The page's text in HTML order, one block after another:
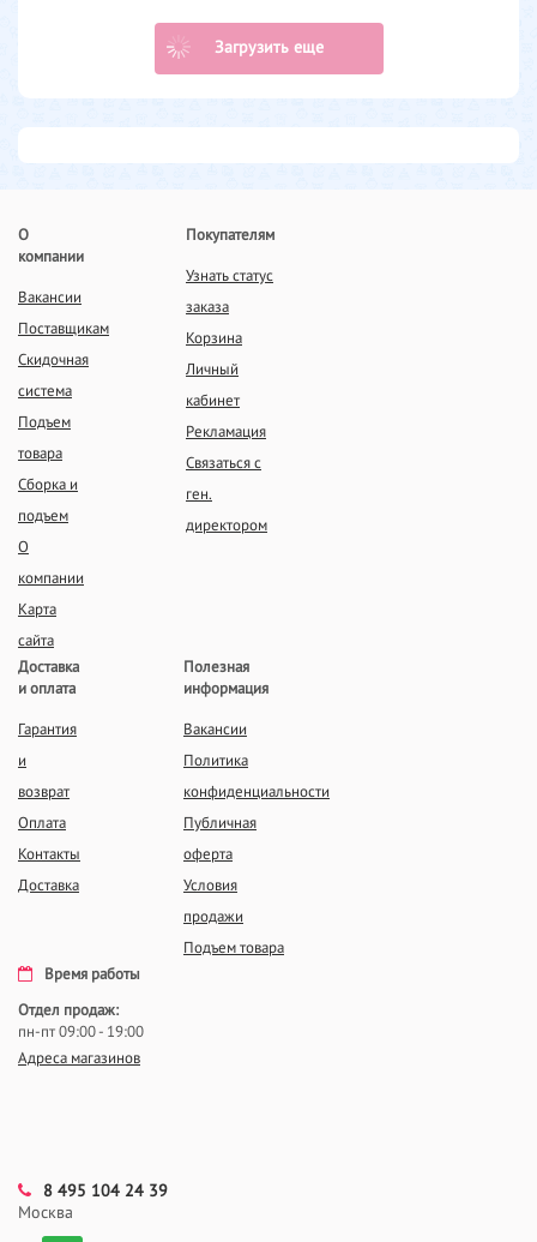
Загрузить еще
О
компании
Вакансии
Поставщикам
Скидочная
система
Подъем
товара
Сборка и
подъем
О
компании
Карта
сайта
Покупателям
Узнать статус
заказа
Корзина
Личный
кабинет
Рекламация
Связаться с
ген.
директором
Доставка
и оплата
Гарантия
и
возврат
Оплата
Контакты
Доставка
Полезная
информация
Вакансии
Политика
конфиденциальности
Публичная
оферта
Условия
продажи
Подъем товара
Время работы
Отдел продаж:
пн-пт 09:00 - 19:00
Адреса магазинов
8 495 104 24 39
Москва